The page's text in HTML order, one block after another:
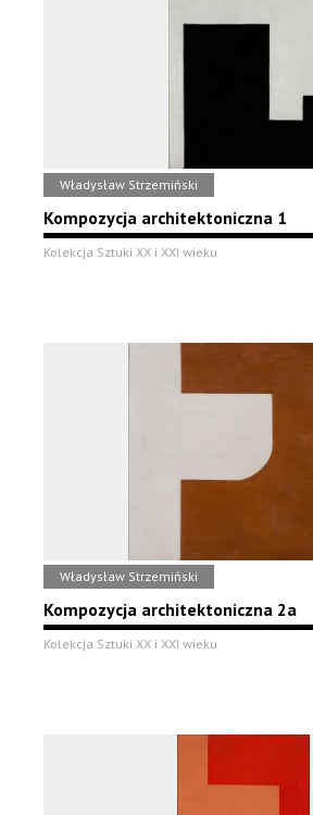
Władysław Strzemiński
Kompozycja architektoniczna 1
Kolekcja Sztuki XX i XXI wieku
Władysław Strzemiński
Kompozycja architektoniczna 2a
Kolekcja Sztuki XX i XXI wieku